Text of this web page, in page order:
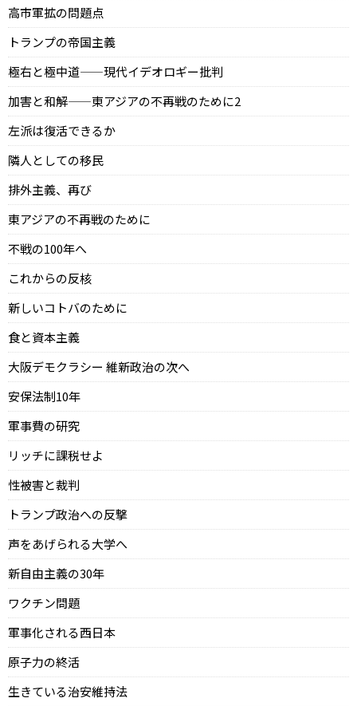
高市軍拡の問題点
トランプの帝国主義
極右と極中道——現代イデオロギー批判
加害と和解——東アジアの不再戦のために2
左派は復活できるか
隣人としての移民
排外主義、再び
東アジアの不再戦のために
不戦の100年へ
これからの反核
新しいコトバのために
食と資本主義
大阪デモクラシー 維新政治の次へ
安保法制10年
軍事費の研究
リッチに課税せよ
性被害と裁判
トランプ政治への反撃
声をあげられる大学へ
新自由主義の30年
ワクチン問題
軍事化される西日本
原子力の終活
生きている治安維持法